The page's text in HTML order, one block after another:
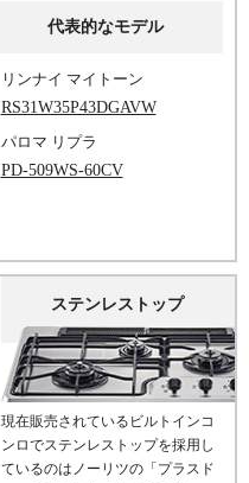
代表的なモデル
リンナイ マイトーン
RS31W35P43DGAVW
パロマ リプラ
PD-509WS-60CV
ステンレストップ
現在販売されているビルトインコ
ンロでステンレストップを採用し
ているのはノーリツの「プラスド